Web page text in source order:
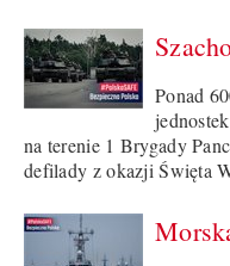
Ponad
na terenie 1 Brygady
defilady z okazji Święta